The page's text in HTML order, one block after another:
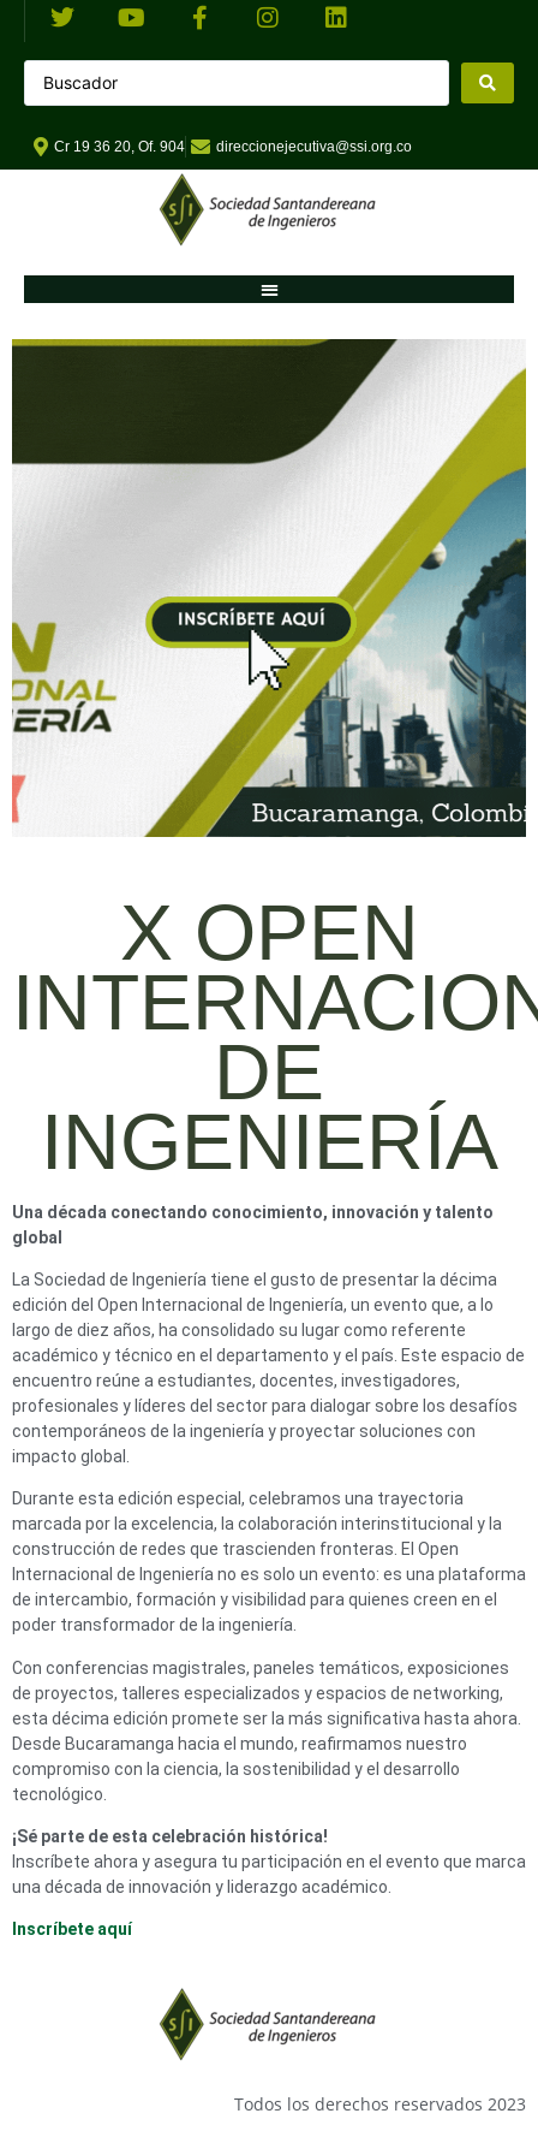
Cr 19 36 20, Of. 904 direccionejecutiva@ssi.org.co
X OPEN
DE
INGENIERÍA
Una década conectando conocimiento, innovación y talento
global
La Sociedad de Ingeniería tiene el gusto de presentar la décima
edición del Open Internacional de Ingeniería, un evento que, a lo
largo de diez años, ha consolidado su lugar como referente
académico y técnico en el departamento y el país. Este espacio de
encuentro reúne a estudiantes, docentes, investigadores,
profesionales y líderes del sector para dialogar sobre los desafíos
contemporáneos de la ingeniería y proyectar soluciones con
impacto global.
Durante esta edición especial, celebramos una trayectoria
marcada por la excelencia, la colaboración interinstitucional y la
construcción de redes que trascienden fronteras. El Open
Internacional de Ingeniería no es solo un evento: es una plataforma
de intercambio, formación y visibilidad para quienes creen en el
poder transformador de la ingeniería.
Con conferencias magistrales, paneles temáticos, exposiciones
de proyectos, talleres especializados y espacios de networking,
esta décima edición promete ser la más significativa hasta ahora.
Desde Bucaramanga hacia el mundo, reafirmamos nuestro
compromiso con la ciencia, la sostenibilidad y el desarrollo
tecnológico.
¡Sé parte de esta celebración histórica!
Inscríbete ahora y asegura tu participación en el evento que marca
una década de innovación y liderazgo académico.
Inscríbete aquí
Todos los derechos reservados 2023